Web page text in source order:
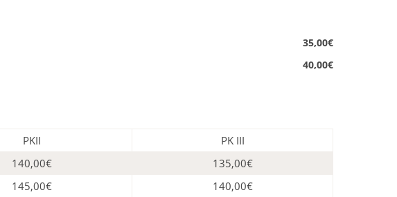
35,00€
40,00€
PKII
PK III
140,00€
135,00€
145,00€ 140,00€